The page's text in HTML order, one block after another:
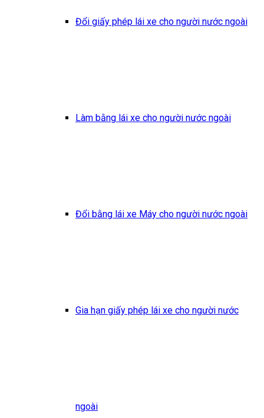
Đổi giấy phép lái xe cho người nước ngoài
Làm bằng lái xe cho người nước ngoài
Đổi bằng lái xe Máy cho người nước ngoài
Gia hạn giấy phép lái xe cho người nước
ngoài